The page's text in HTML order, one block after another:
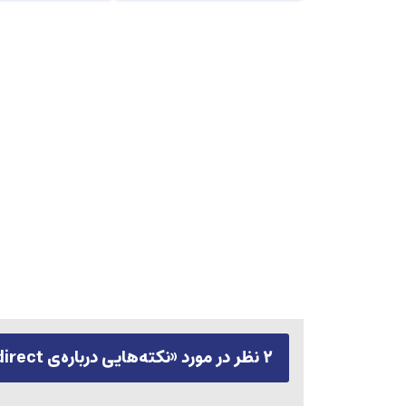
۲ نظر در مورد « نکته‌هایی درباره‌ی Redirect یا تغییر مسیر صفحات وب